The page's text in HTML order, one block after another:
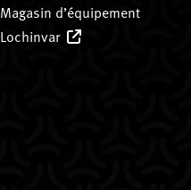
Magasin d’équipement
Lochinvar